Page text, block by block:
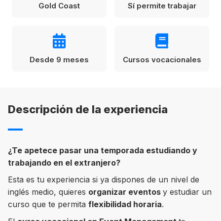
Australia permitirá la entrada de
Agustina Fontirroig
América
Brasil
Estados Unidos
VER TODOS LOS PAÍSES
Estudia Inglés frente al Mediterráneo
Estudia un Bachelor de IT en Cork
Gold Coast Sí permite trabajar
Desde 9 meses Cursos vocacionales
Descripción de la experiencia
¿Te apetece pasar una temporada estudiando y
trabajando en el extranjero?
Esta es tu experiencia si ya dispones de un nivel de
inglés medio, quieres organizar eventos y estudiar un
curso que te permita flexibilidad horaria.